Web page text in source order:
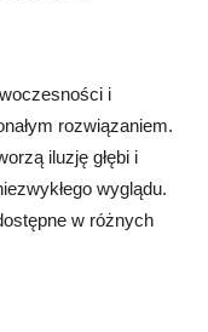
i
rozwiązaniem.
iluzję głębi i
wyglądu.
w różnych